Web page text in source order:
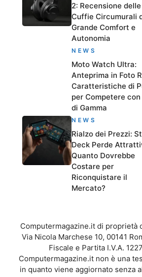
2: Recensione delle
Cuffie Circumurali
Grande Comfort e
Autonomia
NEWS
Moto Watch Ultra:
Anteprima in Foto
Caratteristiche di
per Competere con
di Gamma
NEWS
Rialzo dei Prezzi:
Deck Perde
Quanto Dovrebbe
Costare per
Riconquistare il
Mercato?
Computermagazine.it di proprietà
Via Nicola Marchese 10, 00141
Fiscale e Partita I.V.A.
Computermagazine.it non è una
in quanto viene aggiornato senza